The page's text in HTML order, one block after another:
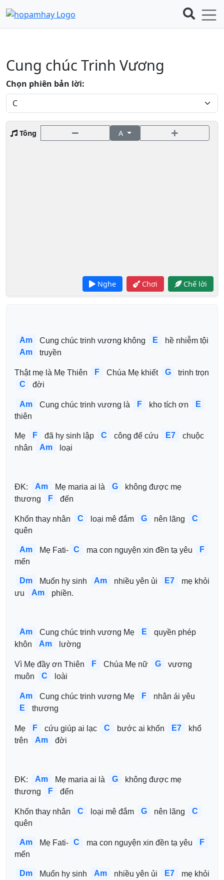
Cung chúc Trinh Vương
Chọn phiên bản lời:
Tông A
Nghe Chơi Chế lời
Am Cung chúc trinh vương không E
Am
truyền
Thật mẹ là Mẹ Thiên F Chúa Mẹ khiết G
C
đời
Am Cung chúc trinh vương là F kho tích ơn
E
thiên
Mẹ F đã hy sinh lập C công để cứu E7
chuộc
nhân
Am loại
ĐK: Am Mẹ maria ai là G
không được mẹ
thương
F đến
Khốn thay nhân C loại mê đắm G nên lãng
C
quên
Am Mẹ Fati- C ma con nguyện xin đền tạ yêu
F
mến
Dm Muốn hy sinh Am nhiều yên ủi E7
mẹ khỏi
ưu
Am phiền.
Am Cung chúc trinh vương Mẹ E
quyền phép
khôn
Am lường
Vì Mẹ đầy ơn Thiên F Chúa Mẹ nữ G
vương
muôn
C loài
Am Cung chúc trinh vương Mẹ F
nhân ái yêu
E
thương
Mẹ F cứu giúp ai lạc C bước ai khốn E7
khổ
trên
Am đời
ĐK: Am Mẹ maria ai là G
không được mẹ
thương
F đến
Khốn thay nhân C loại mê đắm G nên lãng
C
quên
Am Mẹ Fati- C ma con nguyện xin đền tạ yêu
F
mến
Dm Muốn hy sinh Am nhiều yên ủi E7
mẹ khỏi